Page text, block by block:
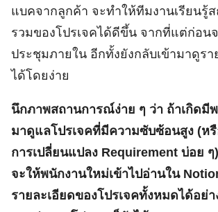
แบคจากลูกค้า จะทำให้ทีมงานเรียนรู้
รวมของโปรเจคได้ดีขึ้น จากที่แต่ก่อน
ประชุมภายใน อีกทั้งยังกลับเข้ามาดูรา
ได้โดยง่าย
นึกภาพสถานการณ์ง่าย ๆ ว่า ถ้าเกิดมี
มาดูแลโปรเจคที่มีความซับซ้อนสูง (ห
การเปลี่ยนแปลง Requirement บ่อย ๆ
จะให้พนักงานใหม่เข้าไปอ่านใน
รายละเอียดของโปรเจคทั้งหมดได้อย่า